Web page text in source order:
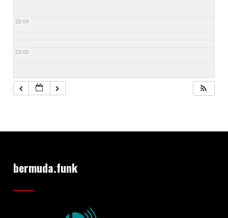
22:00
23:00
bermuda.funk